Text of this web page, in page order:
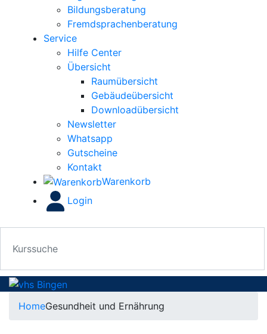
Bildungsberatung
Fremdsprachenberatung
Service
Hilfe Center
Übersicht
Raumübersicht
Gebäudeübersicht
Downloadübersicht
Newsletter
Whatsapp
Gutscheine
Kontakt
Warenkorb
Login
HomeGesundheit und Ernährung